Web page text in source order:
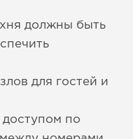
должны быть
для гостей и
по